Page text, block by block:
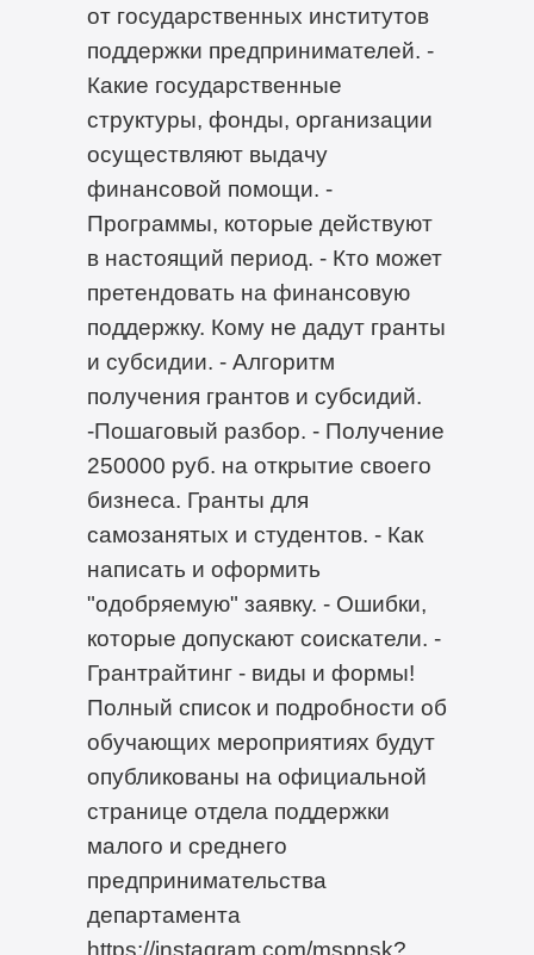
от государственных институтов
поддержки предпринимателей. -
Какие государственные
структуры, фонды, организации
осуществляют выдачу
финансовой помощи. -
Программы, которые действуют
в настоящий период. - Кто может
претендовать на финансовую
поддержку. Кому не дадут гранты
и субсидии. - Алгоритм
получения грантов и субсидий.
-Пошаговый разбор. - Получение
250000 руб. на открытие своего
бизнеса. Гранты для
самозанятых и студентов. - Как
написать и оформить
"одобряемую" заявку. - Ошибки,
которые допускают соискатели. -
Грантрайтинг - виды и формы!
Полный список и подробности об
обучающих мероприятиях будут
опубликованы на официальной
странице отдела поддержки
малого и среднего
предпринимательства
департамента
https://instagram.com/mspnsk?